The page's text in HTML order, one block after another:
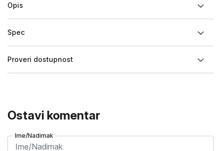
Opis
Spec
Proveri dostupnost
Ostavi komentar
Ime/Nadimak